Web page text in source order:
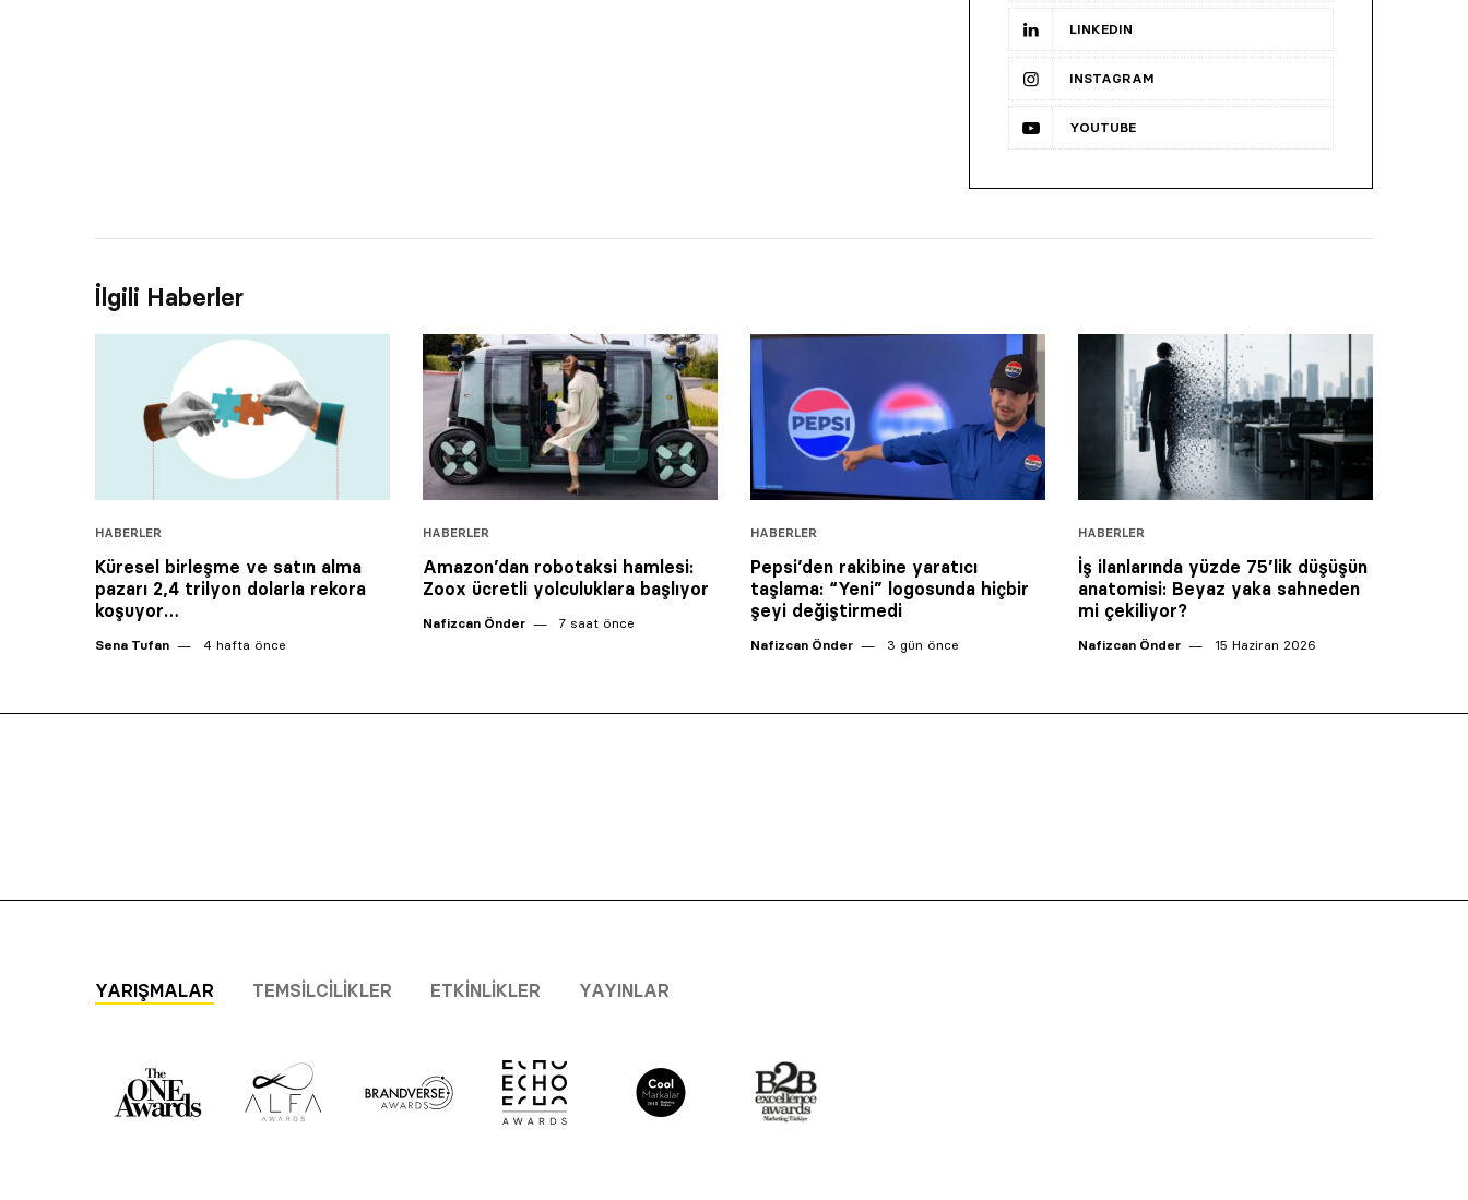
LINKEDIN
INSTAGRAM
YOUTUBE
İlgili Haberler
HABERLER
Küresel birleşme ve satın alma
pazarı 2,4 trilyon dolarla rekora
koşuyor…
Sena Tufan 4 hafta önce
HABERLER
Amazon’dan robotaksi hamlesi:
Zoox ücretli yolculuklara başlıyor
Nafizcan Önder 7 saat önce
HABERLER
Pepsi’den rakibine yaratıcı
taşlama: “Yeni” logosunda hiçbir
şeyi değiştirmedi
Nafizcan Önder 3 gün önce
HABERLER
İş ilanlarında yüzde 75’lik düşüşün
anatomisi: Beyaz yaka sahneden
mi çekiliyor?
Nafizcan Önder 15 Haziran 2026
YARIŞMALAR TEMSILCILIKLER ETKINLIKLER YAYINLAR